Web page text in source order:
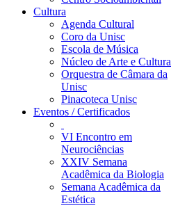
Cultura
Agenda Cultural
Coro da Unisc
Escola de Música
Núcleo de Arte e Cultura
Orquestra de Câmara da
Unisc
Pinacoteca Unisc
Eventos / Certificados
VI Encontro em
Neurociências
XXIV Semana
Acadêmica da Biologia
Semana Acadêmica da
Estética